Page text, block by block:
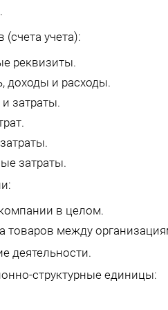
(счета учета):
реквизиты.
доходы и расходы.
затраты.
затраты.
в целом.
товаров между
деятельности.
структурные единицы: